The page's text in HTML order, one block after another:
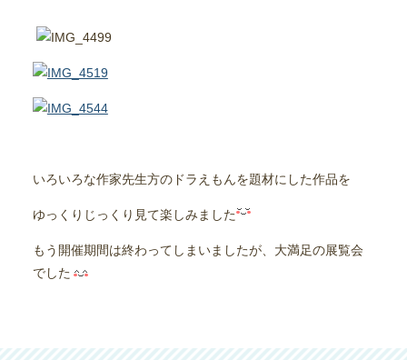
いろいろな作家先生方のドラえもんを題材にした作品を
ゆっくりじっくり見て楽しみました
もう開催期間は終わってしまいましたが、大満足の展覧会
でした